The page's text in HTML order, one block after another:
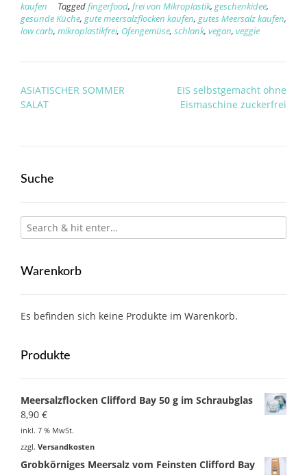
kaufen
Taggedfingerfood, frei von Mikroplastik, geschenkidee,
gesunde Küche, gute meersalzflocken kaufen, gutes Meersalz kaufen,
low carb, mikroplastikfrei, Ofengemüse, schlank, vegan, veggie
Post
navigation
ASIATISCHER SOMMER
SALAT
EIS selbstgemacht ohne
Eismaschine zuckerfrei
Suche
Warenkorb
Es befinden sich keine Produkte im Warenkorb.
Produkte
Meersalzflocken Clifford Bay 50 g im Schraubglas
8,90 €
inkl. 7 % MwSt.
zzgl. Versandkosten
Grobkörniges Meersalz vom Feinsten Clifford Bay